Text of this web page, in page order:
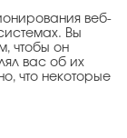
веб-
Вы
чтобы он
вас об их
что некоторые